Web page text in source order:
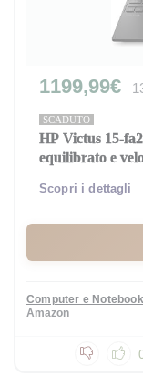
1199,99€
SCADUTO
HP Victus 15-
equilibrato e
Scopri i dettagli
Computer e Notebook
Amazon